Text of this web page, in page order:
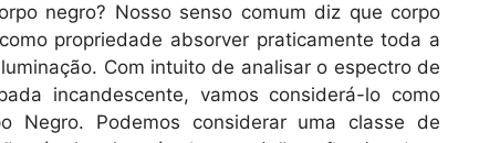
negro? Nosso senso comum diz que corpo
propriedade absorver praticamente toda a
Com intuito de analisar o espectro de
incandescente, vamos considerá-lo como
Negro. Podemos considerar uma classe de